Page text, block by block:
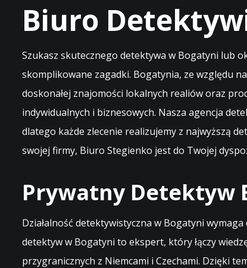
Biuro
Szukasz skutecznego detektywa w Bogatyni lub
skomplikowane zagadki. Bogatynia, ze względu
doskonałej znajomości lokalnych realiów oraz
indywidualnych i biznesowych. Nasza agencja
dlatego każde zlecenie realizujemy z najwyższą
swojej firmy, Biuro Stegienko jest do Twojej
Prywatny Detektyw
Działalność detektywistyczna w Bogatyni
detektyw w Bogatyni to ekspert, który łączy
przygranicznych z Niemcami i Czechami. Dzięki